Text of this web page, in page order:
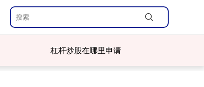
杠杆炒股在哪里申请